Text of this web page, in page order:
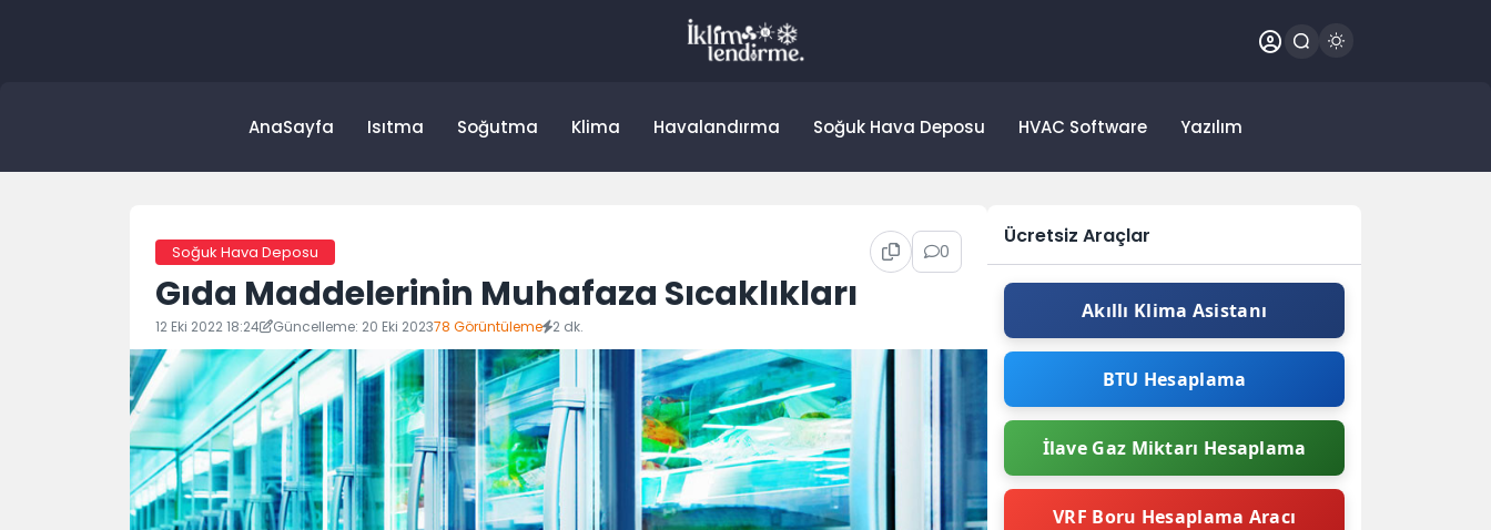
AnaSayfa Isıtma Soğutma Klima Havalandırma Soğuk Hava Deposu HVAC Software Yazılım
Soğuk Hava Deposu 0
Gıda Maddelerinin Muhafaza Sıcaklıkları
12 Eki 2022 18:24 Güncelleme: 20 Eki 202378 Görüntüleme 2 dk.
Ücretsiz Araçlar
Akıllı Klima Asistanı
BTU Hesaplama
İlave Gaz Miktarı Hesaplama
VRF Boru Hesaplama Aracı